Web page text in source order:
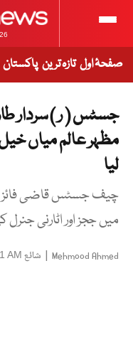
صفحۂ اول تازہ ترین پاکستان
جسٹس ( ر ) سردار
مظہر عالم میاں
لیا
چیف جسٹس قاضی فائز
میں ججز اور اٹارنی
Mehmood Ahmed
| شائع AM